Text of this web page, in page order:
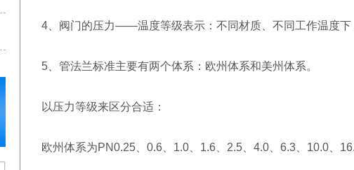
4、阀门的压力——温度等级表示：不同材质、不同工作温度下
5、管法兰标准主要有两个体系：欧州体系和美州体系。
以压力等级来区分合适：
欧州体系为PN0.25、0.6、1.0、1.6、2.5、4.0、6.3、10.0、